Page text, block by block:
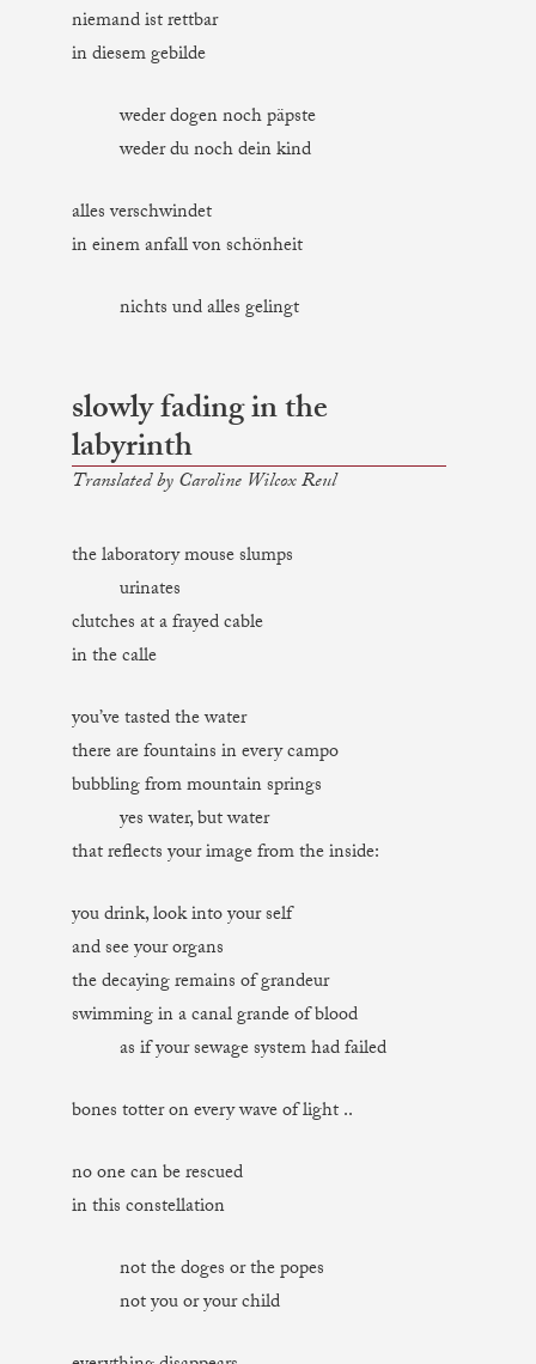
niemand ist rettbar
in diesem gebilde
weder dogen noch päpste
weder du noch dein kind
alles verschwindet
in einem anfall von schönheit
nichts und alles gelingt
slowly fading in the
labyrinth
Translated by Caroline Wilcox Reul
the laboratory mouse slumps
urinates
clutches at a frayed cable
in the calle
you’ve tasted the water
there are fountains in every campo
bubbling from mountain springs
yes water, but water
that reflects your image from the inside:
you drink, look into your self
and see your organs
the decaying remains of grandeur
swimming in a canal grande of blood
as if your sewage system had failed
bones totter on every wave of light ..
no one can be rescued
in this constellation
not the doges or the popes
not you or your child